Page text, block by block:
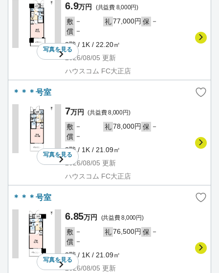
写真を見る
6.9万円 (共益費 8,000円)
敷 － 礼77,000円 保 －
償 －
3階 / 1K / 22.20㎡
2026/08/05 更新
ハウスコム FC大正店
＊＊＊号室
写真を見る
7万円 (共益費 8,000円)
敷 － 礼78,000円 保 －
償 －
3階 / 1K / 21.09㎡
2026/08/05 更新
ハウスコム FC大正店
＊＊＊号室
写真を見る
6.85万円 (共益費 8,000円)
敷 － 礼76,500円 保 －
償 －
3階 / 1K / 21.09㎡
2026/08/05 更新